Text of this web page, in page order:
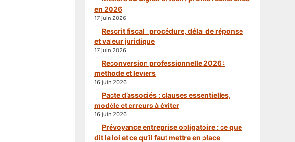
en 2026
17 juin 2026
Rescrit fiscal : procédure, délai de réponse
et valeur juridique
17 juin 2026
Reconversion professionnelle 2026 :
méthode et leviers
16 juin 2026
Pacte d’associés : clauses essentielles,
modèle et erreurs à éviter
16 juin 2026
Prévoyance entreprise obligatoire : ce que
dit la loi et ce qu’il faut mettre en place